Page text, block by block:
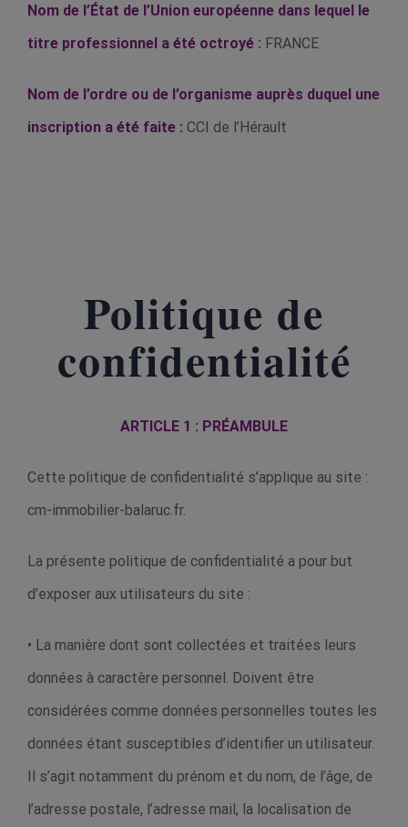
Nom de l’État de l’Union européenne dans lequel le
titre professionnel a été octroyé : FRANCE
Nom de l’ordre ou de l’organisme auprès duquel une
inscription a été faite : CCI de l’Hérault
Politique de
confidentialité
ARTICLE 1 : PRÉAMBULE
Cette politique de confidentialité s’applique au site :
cm-immobilier-balaruc.fr.
La présente politique de confidentialité a pour but
d’exposer aux utilisateurs du site :
• La manière dont sont collectées et traitées leurs
données à caractère personnel. Doivent être
considérées comme données personnelles toutes les
données étant susceptibles d’identifier un utilisateur.
Il s’agit notamment du prénom et du nom, de l’âge, de
l’adresse postale, l’adresse mail, la localisation de